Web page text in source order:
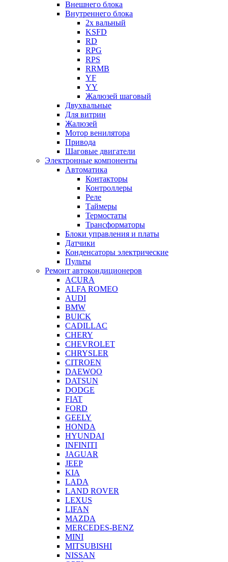
Внешнего блока
Внутреннего блока
2х вальный
KSFD
RD
RPG
RPS
RRMB
YF
YY
Жалюзей шаговый
Двухвальные
Для витрин
Жалюзей
Мотор венилятора
Привода
Шаговые двигатели
Электронные компоненты
Автоматика
Контакторы
Контроллеры
Реле
Таймеры
Термостаты
Трансформаторы
Блоки управления и платы
Датчики
Конденсаторы электрические
Пульты
Ремонт автокондиционеров
ACURA
ALFA ROMEO
AUDI
BMW
BUICK
CADILLAC
CHERY
CHEVROLET
CHRYSLER
CITROEN
DAEWOO
DATSUN
DODGE
FIAT
FORD
GEELY
HONDA
HYUNDAI
INFINITI
JAGUAR
JEEP
KIA
LADA
LAND ROVER
LEXUS
LIFAN
MAZDA
MERCEDES-BENZ
MINI
MITSUBISHI
NISSAN